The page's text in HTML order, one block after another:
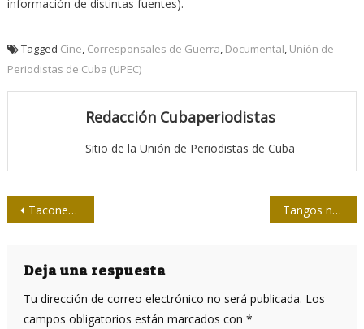
información de distintas fuentes).
Tagged Cine, Corresponsales de Guerra, Documental, Unión de
Periodistas de Cuba (UPEC)
Redacción Cubaperiodistas
Sitio de la Unión de Periodistas de Cuba
Navegación
entradas
Taconeo en la memoria Tangos nostalgia
Deja una respuesta
Tu dirección de correo electrónico no será publicada. Los
campos obligatorios están marcados con *